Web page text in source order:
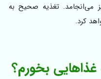
می‌انجامد. تغذیه صحیح به
کرد.
بخورم؟